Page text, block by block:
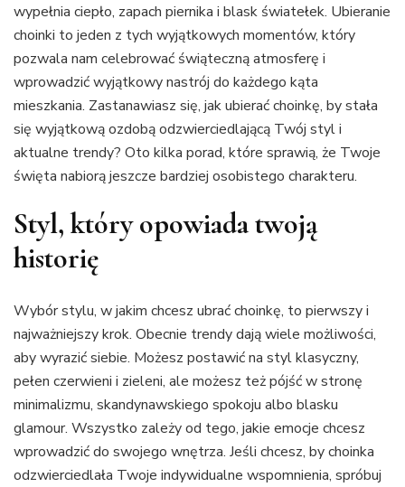
wypełnia ciepło, zapach piernika i blask światełek. Ubieranie
choinki to jeden z tych wyjątkowych momentów, który
pozwala nam celebrować świąteczną atmosferę i
wprowadzić wyjątkowy nastrój do każdego kąta
mieszkania. Zastanawiasz się, jak ubierać choinkę, by stała
się wyjątkową ozdobą odzwierciedlającą Twój styl i
aktualne trendy? Oto kilka porad, które sprawią, że Twoje
święta nabiorą jeszcze bardziej osobistego charakteru.
Styl, który opowiada twoją
historię
Wybór stylu, w jakim chcesz ubrać choinkę, to pierwszy i
najważniejszy krok. Obecnie trendy dają wiele możliwości,
aby wyrazić siebie. Możesz postawić na styl klasyczny,
pełen czerwieni i zieleni, ale możesz też pójść w stronę
minimalizmu, skandynawskiego spokoju albo blasku
glamour. Wszystko zależy od tego, jakie emocje chcesz
wprowadzić do swojego wnętrza. Jeśli chcesz, by choinka
odzwierciedlała Twoje indywidualne wspomnienia, spróbuj